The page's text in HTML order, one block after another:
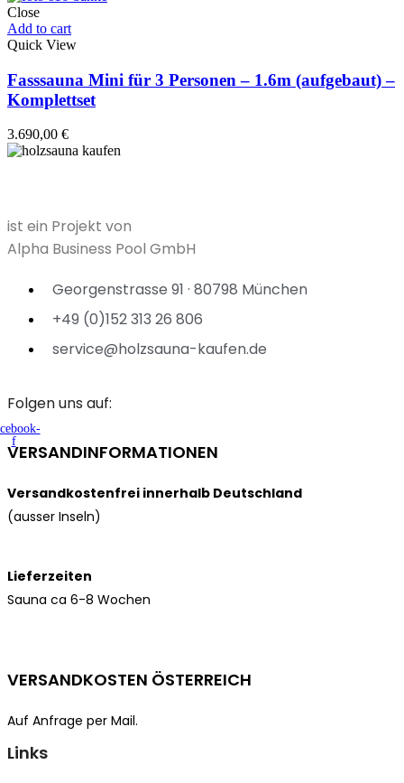
Close
Add to cart
Quick View
Fasssauna Mini für 3 Personen – 1.6m (aufgebaut) –
Komplettset
3.690,00 €
ist ein Projekt von
Alpha Business Pool GmbH
Georgenstrasse 91 · 80798 München
+49 (0)152 313 26 806
service@holzsauna-kaufen.de
Folgen uns auf:
f
VERSANDINFORMATIONEN
Versandkostenfrei innerhalb Deutschland
(ausser Inseln)
Lieferzeiten
Sauna ca 6-8 Wochen
VERSANDKOSTEN ÖSTERREICH
Auf Anfrage per Mail.
Links